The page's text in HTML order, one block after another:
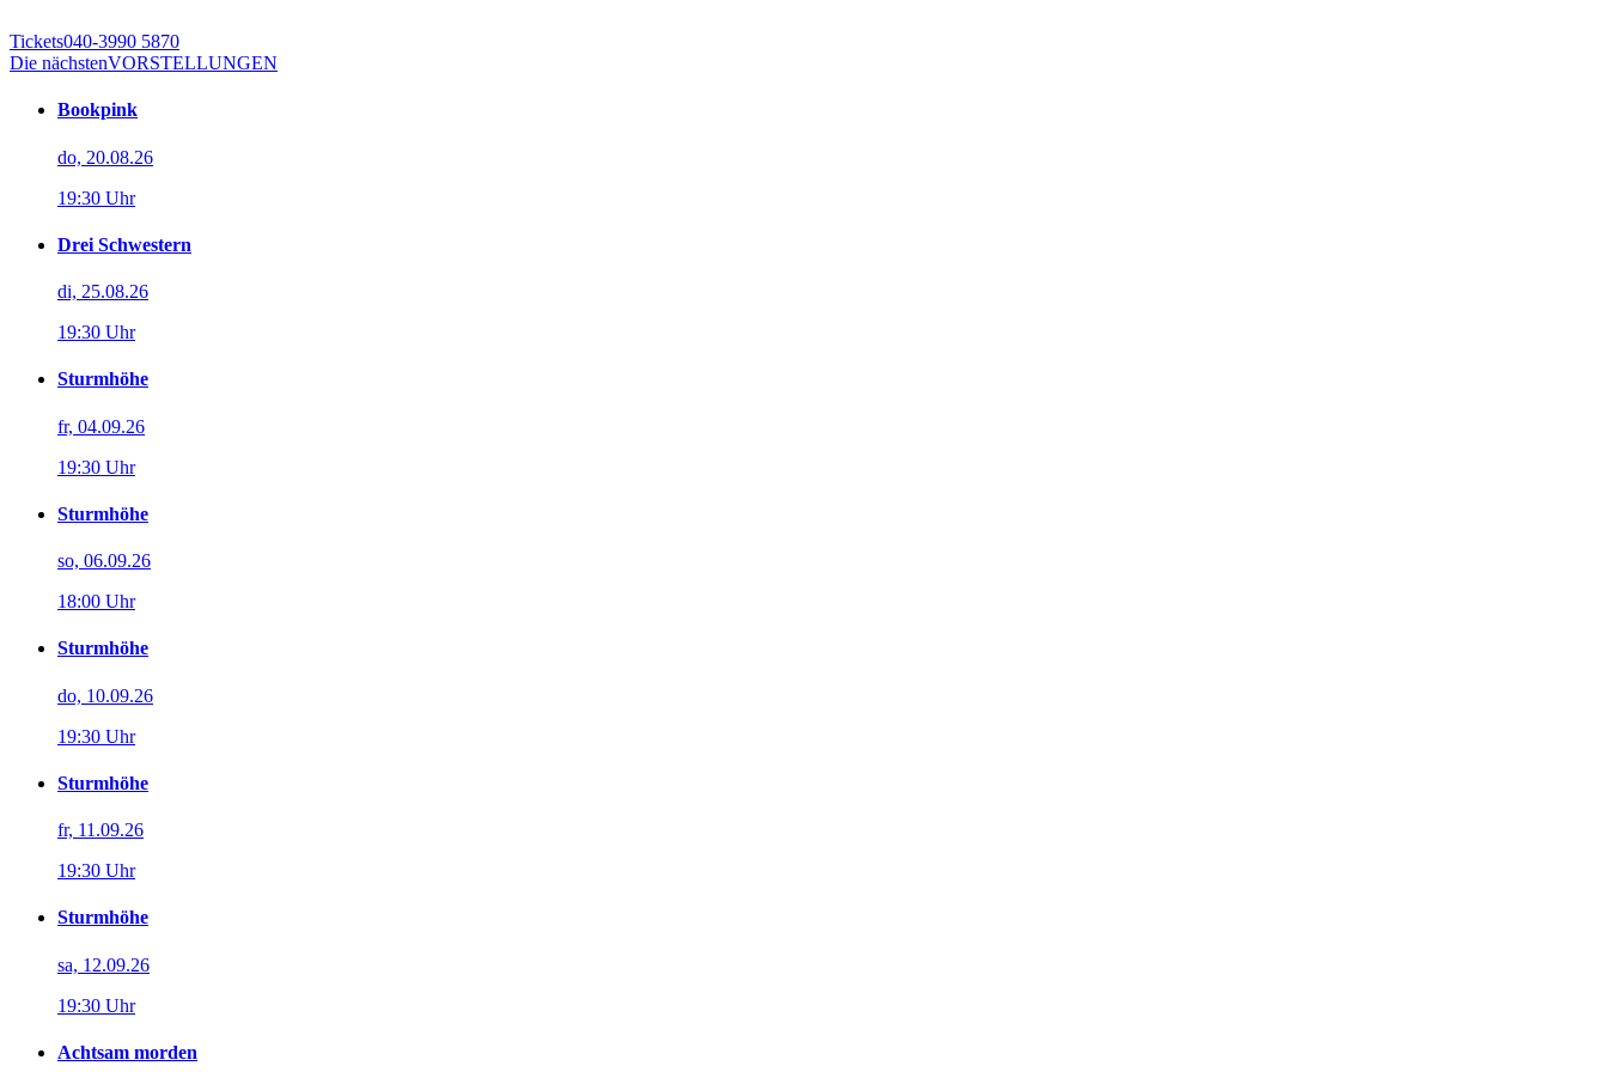
Tickets040-3990 5870
Die nächstenVORSTELLUNGEN
Bookpink
do, 20.08.26
19:30 Uhr
Drei Schwestern
di, 25.08.26
19:30 Uhr
Sturmhöhe
fr, 04.09.26
19:30 Uhr
Sturmhöhe
so, 06.09.26
18:00 Uhr
Sturmhöhe
do, 10.09.26
19:30 Uhr
Sturmhöhe
fr, 11.09.26
19:30 Uhr
Sturmhöhe
sa, 12.09.26
19:30 Uhr
Achtsam morden